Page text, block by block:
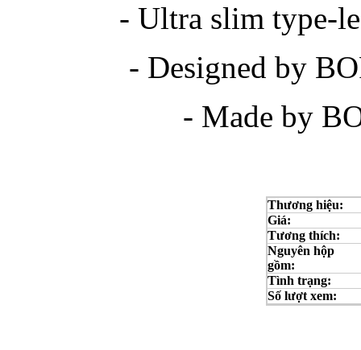
Ốp lưng Sony
Bao da samsung
- Ultra slim type-
- Designed by
- Made by
Thương hiệu:
Giá:
Tương thích:
Nguyên hộp
gồm:
Tình trạng:
Số lượt xem: